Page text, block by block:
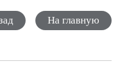
На главную